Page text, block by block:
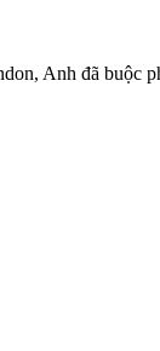
Anh đã buộc